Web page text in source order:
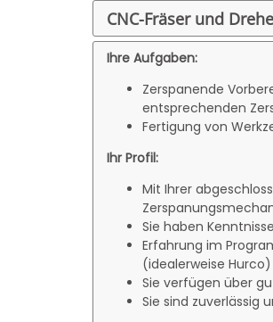
CNC-Fräser und
Ihre Aufgaben:
Zerspanende
entsprechenden
Fertigung von
Ihr Profil:
Mit Ihrer
Sie haben
Erfahrung im
(idealerweise
Sie verfügen über
Sie sind zuverlässig